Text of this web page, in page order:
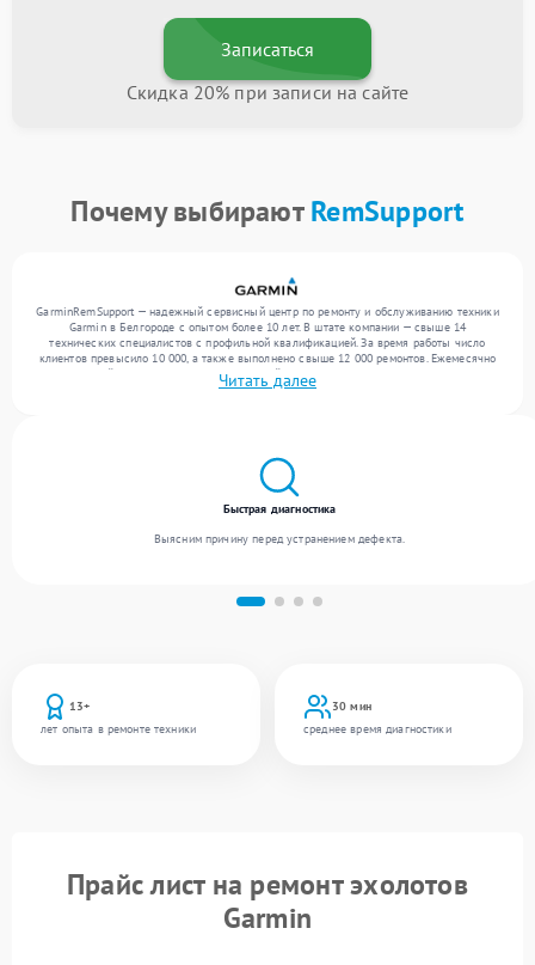
Записаться
Скидка 20% при записи на сайте
Почему выбираютRemSupport
GarminRemSupport — надежный сервисный центр по ремонту и обслуживанию техники
Garmin в Белгороде с опытом более 10 лет. В штате компании — свыше 14
технических специалистов с профильной квалификацией. За время работы число
клиентов превысило 10 000, а также выполнено свыше 12 000 ремонтов. Ежемесячно
в сервисный центр поступает от 300 устройств, включая , , . Мы выполняем ремонт
различного уровня сложности и предлагаем стабильный уровень сервиса благодаря
Читать далее
13+
лет опыта в ремонте техники
30 мин
среднее время диагностики
Быстрая диагностика
Выясним причину перед устранением дефекта.
Прайс лист на ремонт эхолотов
Garmin